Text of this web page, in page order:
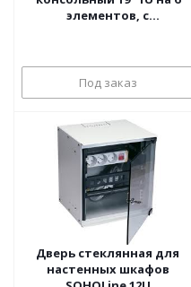
элементов, с
Под заказ
Дверь стеклянная для
настенных шкафов